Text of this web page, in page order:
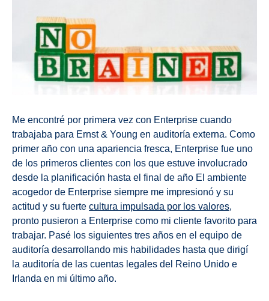
Me encontré por primera vez con Enterprise cuando
trabajaba para Ernst & Young en auditoría externa. Como
primer año con una apariencia fresca, Enterprise fue uno
de los primeros clientes con los que estuve involucrado
desde la planificación hasta el final de año El ambiente
acogedor de Enterprise siempre me impresionó y su
actitud y su fuerte cultura impulsada por los valores,
pronto pusieron a Enterprise como mi cliente favorito para
trabajar. Pasé los siguientes tres años en el equipo de
auditoría desarrollando mis habilidades hasta que dirigí
la auditoría de las cuentas legales del Reino Unido e
Irlanda en mi último año.